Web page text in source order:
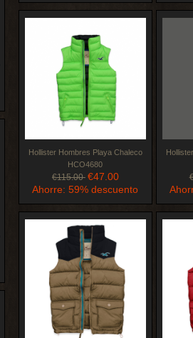
Hollister Hombres Playa Chaleco
HCO4680
€115.00 €47.00
Ahorre: 59% descuento